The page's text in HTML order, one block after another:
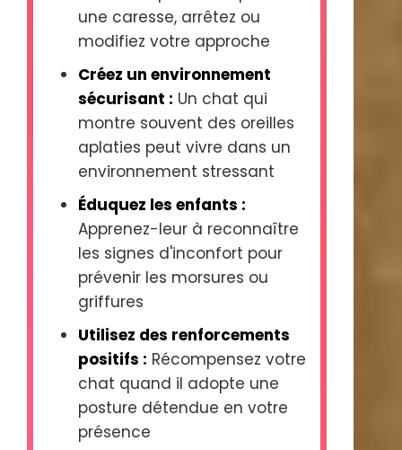
une caresse, arrêtez ou
modifiez votre approche
Créez un environnement
sécurisant : Un chat qui
montre souvent des oreilles
aplaties peut vivre dans un
environnement stressant
Éduquez les enfants :
Apprenez-leur à reconnaître
les signes d'inconfort pour
prévenir les morsures ou
griffures
Utilisez des renforcements
positifs : Récompensez votre
chat quand il adopte une
posture détendue en votre
présence